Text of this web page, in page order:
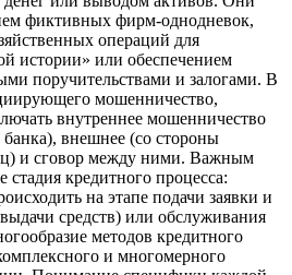
фиктивных фирм-однодневок,
операций для
истории» или обеспечением
поручительствами и залогами. В
мошенничество,
внутреннее мошенничество
внешнее (со стороны
и сговор между ними. Важным
стадия кредитного процесса:
на этапе подачи заявки и
средств) или обслуживания
методов кредитного
и многомерного